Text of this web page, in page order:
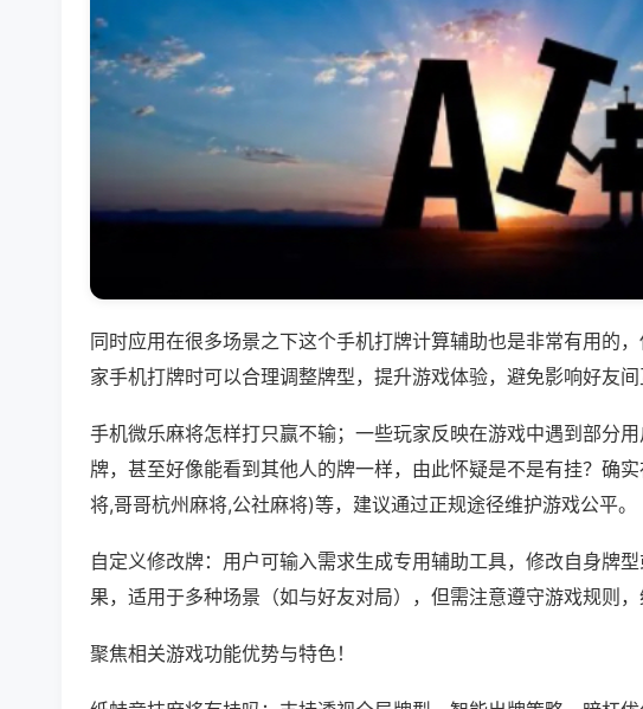
同时应用在很多场景之下这个手机打牌计算辅助也是非常有用的
家手机打牌时可以合理调整牌型，提升游戏体验，避免影响好友间
手机微乐麻将怎样打只赢不输；一些玩家反映在游戏中遇到部分
牌，甚至好像能看到其他人的牌一样，由此怀疑是不是有挂？确
将,哥哥杭州麻将,公社麻将)等，建议通过正规途径维护游戏公平。
自定义修改牌：用户可输入需求生成专用辅助工具，修改自身牌
果，适用于多种场景（如与好友对局），但需注意遵守游戏规则，
聚焦相关游戏功能优势与特色！